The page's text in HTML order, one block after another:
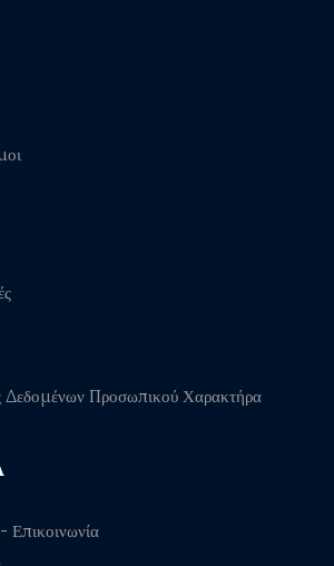
Δεδομένων Προσωπικού Χαρακτήρα
Επικοινωνία